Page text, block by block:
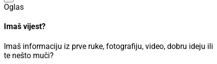
Oglas
Imaš vijest?
Imaš informaciju iz prve ruke, fotografiju, video, dobru ideju ili
te nešto muči?